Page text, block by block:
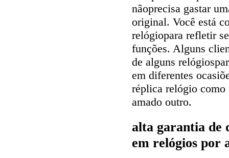
nãoprecisa gastar
original. Você está
relógiopara refletir
funções. Alguns
de alguns
em diferentes
réplica relógio como
amado outro.
alta garantia de
em relógios por